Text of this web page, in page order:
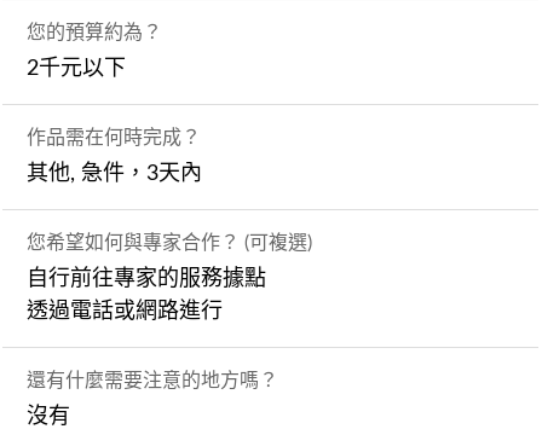
您的預算約為？
2千元以下
作品需在何時完成？
其他, 急件，3天內
您希望如何與專家合作？ (可複選)
自行前往專家的服務據點
透過電話或網路進行
還有什麼需要注意的地方嗎？
沒有